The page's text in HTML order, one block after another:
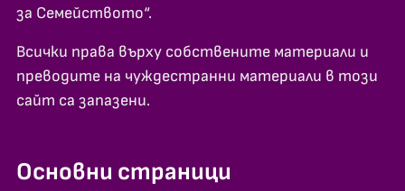
за Семейството“.
Всички права върху собствените материали и
преводите на чуждестранни материали в този
сайт са запазени.
Основни страници